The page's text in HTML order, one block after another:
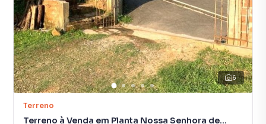
6
Terreno
Terreno à Venda em Planta Nossa Senhora de